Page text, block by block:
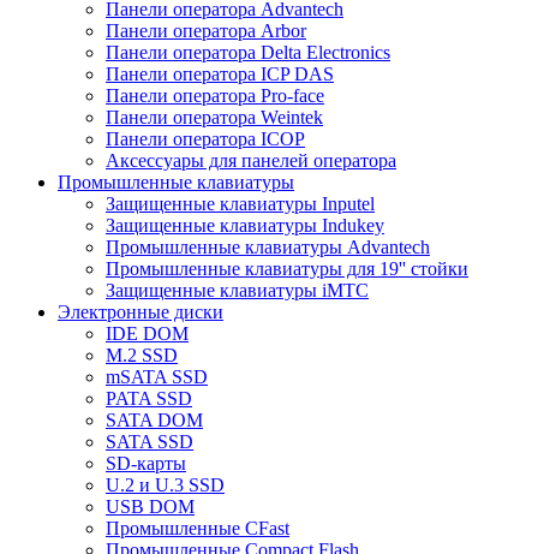
Панели оператора Advantech
Панели оператора Arbor
Панели оператора Delta Electronics
Панели оператора ICP DAS
Панели оператора Pro-face
Панели оператора Weintek
Панели оператора ICOP
Аксессуары для панелей оператора
Промышленные клавиатуры
Защищенные клавиатуры Inputel
Защищенные клавиатуры Indukey
Промышленные клавиатуры Advantech
Промышленные клавиатуры для 19'' стойки
Защищенные клавиатуры iMTC
Электронные диски
IDE DOM
M.2 SSD
mSATA SSD
PATA SSD
SATA DOM
SATA SSD
SD-карты
U.2 и U.3 SSD
USB DOM
Промышленные CFast
Промышленные Compact Flash